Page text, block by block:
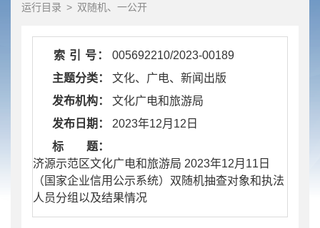
运行目录 > 双随机、一公开
索 引 号：
005692210/2023-00189
主题分类：
文化、广电、新闻出版
发布机构：
文化广电和旅游局
发布日期：
2023年12月12日
标 题：
​ 济源示范区文化广电和旅游局 2023年12月11日
（国家企业信用公示系统）双随机抽查对象和执法
人员分组以及结果情况